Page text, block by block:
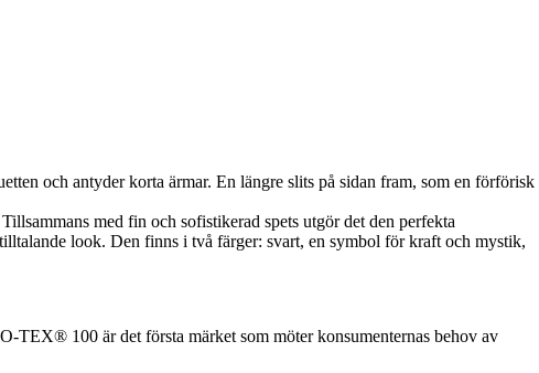
och antyder korta ärmar. En längre slits på sidan fram, som en förförisk
med fin och sofistikerad spets utgör det den perfekta
look. Den finns i två färger: svart, en symbol för kraft och mystik,
100 är det första märket som möter konsumenternas behov av